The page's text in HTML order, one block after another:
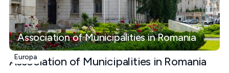
Association of Municipalities in Romania
Europa
Association of Municipalities in Romania